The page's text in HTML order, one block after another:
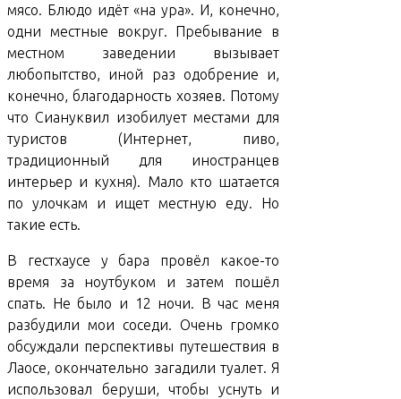
мясо. Блюдо идёт «на ура». И, конечно,
одни местные вокруг. Пребывание в
местном заведении вызывает
любопытство, иной раз одобрение и,
конечно, благодарность хозяев. Потому
что Сиануквил изобилует местами для
туристов (Интернет, пиво,
традиционный для иностранцев
интерьер и кухня). Мало кто шатается
по улочкам и ищет местную еду. Но
такие есть.
В гестхаусе у бара провёл какое-то
время за ноутбуком и затем пошёл
спать. Не было и 12 ночи. В час меня
разбудили мои соседи. Очень громко
обсуждали перспективы путешествия в
Лаосе, окончательно загадили туалет. Я
использовал беруши, чтобы уснуть и